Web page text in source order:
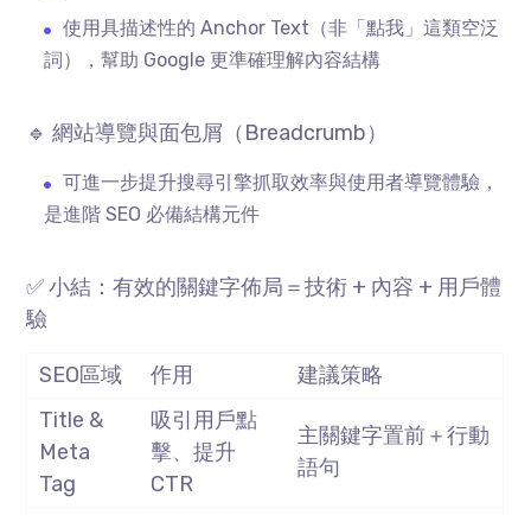
使用具描述性的 Anchor Text （非「點我」這類空泛
詞），幫助 Google更準確理解內容結構
🔹 網站導覽與面包屑（ Breadcrumb）
可進一步提升搜尋引擎抓取效率與使用者導覽體驗，
是進階 SEO 必備結構元件
✅ 小結：有效的關鍵字佈局＝技術 + 內容 + 用戶體
驗
SEO區域 作用
建議策略
Title &
Meta
Tag
吸引用戶點
擊、提升
CTR
主關鍵字置前＋行動
語句